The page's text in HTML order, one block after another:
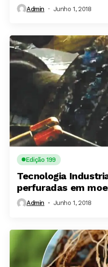
Admin Junho 1, 2018
Edição 199
Tecnologia
perfuradas em
Admin Junho 1, 2018